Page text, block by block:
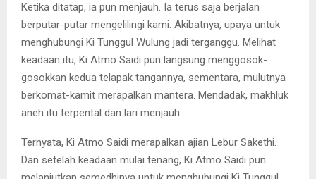
Ketika ditatap, ia pun menjauh. Ia terus saja berjalan
berputar-putar mengelilingi kami. Akibatnya, upaya untuk
menghubungi Ki Tunggul Wulung jadi terganggu. Melihat
keadaan itu, Ki Atmo Saidi pun langsung menggosok-
gosokkan kedua telapak tangannya, sementara, mulutnya
berkomat-kamit merapalkan mantera. Mendadak, makhluk
aneh itu terpental dan lari menjauh.
Ternyata, Ki Atmo Saidi merapalkan ajian Lebur Sakethi.
Dan setelah keadaan mulai tenang, Ki Atmo Saidi pun